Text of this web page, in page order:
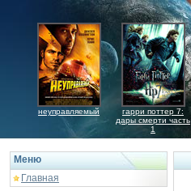
неуправляемый
гарри поттер 7:
дары смерти часть
1
Меню
Главная